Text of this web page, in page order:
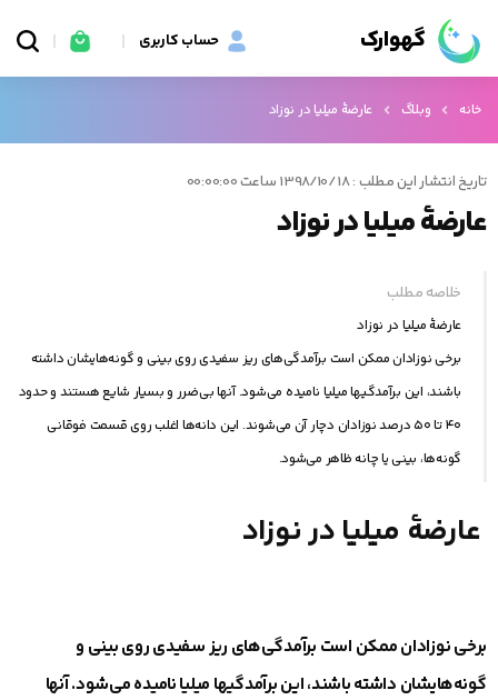
گهوارک حساب کاربری
خانه وبلاگ عارضهٔ میلیا در نوزاد
تاریخ انتشار این مطلب : 1398/10/18 ساعت 00:00:00
عارضهٔ میلیا در نوزاد
خلاصه مطلب
عارضهٔ میلیا در نوزاد
برخی نوزادان ممکن است برآمدگی‌های ریز سفیدی روی بینی و گونه‌هایشان داشته
باشند، این برآمدگیها میلیا نامیده می‌شود. آنها بی‌ضرر و بسیار شایع هستند و حدود
۴۰ تا ۵۰ درصد نوزادان دچار آن می‌شوند. این دانه‌ها اغلب روی قسمت فوقانی
گونه‌ها، بینی یا چانه ظاهر می‌شود.
عارضهٔ میلیا در نوزاد
برخی نوزادان ممکن است برآمدگی‌های ریز سفیدی روی بینی و
گونه‌هایشان داشته باشند، این برآمدگیها میلیا نامیده می‌شود. آنها